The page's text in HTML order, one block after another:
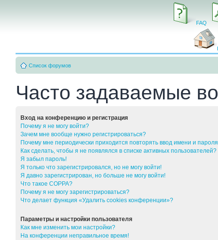
FAQ
Список форумов
Часто задаваемые
Вход на конференцию и регистрация
Почему я не могу войти?
Зачем мне вообще нужно регистрироваться?
Почему мне периодически приходится повторять ввод имени и
Как сделать, чтобы я не появлялся в списке активных пользователей?
Я забыл пароль!
Я только что зарегистрировался, но не могу войти!
Я давно зарегистрирован, но больше не могу войти!
Что такое COPPA?
Почему я не могу зарегистрироваться?
Что делает функция «Удалить cookies конференции»?
Параметры и настройки пользователя
Как мне изменить мои настройки?
На конференции неправильное время!